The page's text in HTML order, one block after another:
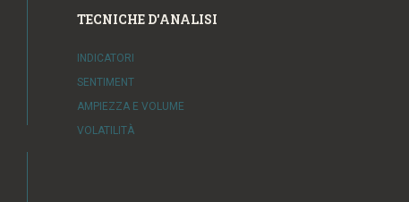
TECNICHE D'ANALISI
INDICATORI
SENTIMENT
AMPIEZZA E VOLUME
VOLATILITÀ